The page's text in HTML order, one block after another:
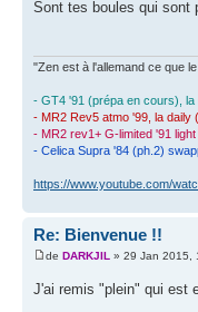
Sont tes boules qui sont
"Zen est à l'allemand ce que
- GT4 '91 (prépa en cours), la
- MR2 Rev5 atmo '99, la daily (
- MR2 rev1+ G-limited '91
- Celica Supra '84 (ph.2)
https://www.youtube.com/
Re: Bienvenue !!
de DARKJIL » 29 Jan 2015,
J'ai remis "plein" qui est